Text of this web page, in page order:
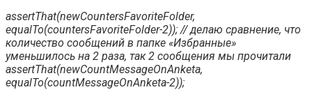
assertThat(newCountersFavoriteFolder,
equalTo(countersFavoriteFolder-2)); // делаю сравнение, что
количество сообщений в папке «Избранные»
уменьшилось на 2 раза, так 2 сообщения мы прочитали
assertThat(newCountMessageOnAnketa,
equalTo(countMessageOnAnketa-2));